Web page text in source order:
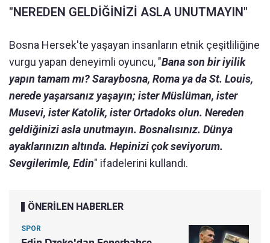
"NEREDEN GELDİĞİNİZİ ASLA UNUTMAYIN"
Bosna Hersek'te yaşayan insanların etnik çeşitliliğine
vurgu yapan deneyimli oyuncu, "Bana son bir iyilik
yapın tamam mı? Saraybosna, Roma ya da St. Louis,
nerede yaşarsanız yaşayın; ister Müslüman, ister
Musevi, ister Katolik, ister Ortadoks olun. Nereden
geldiğinizi asla unutmayın. Bosnalısınız. Dünya
ayaklarınızın altında. Hepinizi çok seviyorum.
Sevgilerimle, Edin" ifadelerini kullandı.
ÖNERİLEN HABERLER
SPOR